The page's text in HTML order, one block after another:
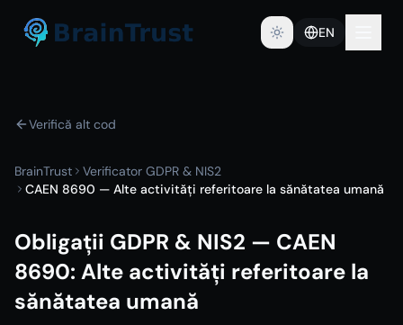
EN
Verifică alt cod
BrainTrust
Verificator GDPR & NIS2
CAEN 8690 — Alte activități referitoare la sănătatea umană
Obligații GDPR & NIS2 — CAEN
8690: Alte activități referitoare la
sănătatea umană